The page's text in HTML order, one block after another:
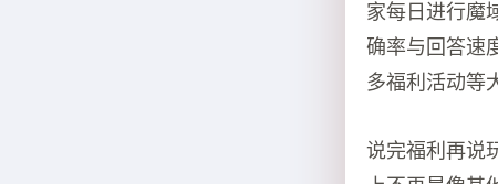
家每日进行魔
确率与回答速
多福利活动等
说完福利再说